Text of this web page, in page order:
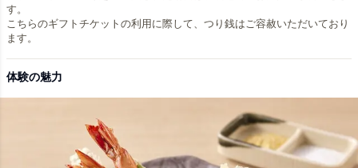
す。
こちらのギフトチケットの利用に際して、つり銭はご容赦いただいており
ます。
体験の魅力